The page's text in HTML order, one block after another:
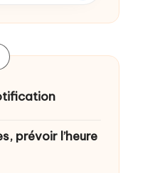
prévoir l’heure